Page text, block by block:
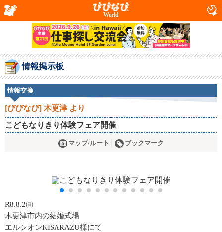
World
情報掲示板
情報交換
[びびなび] 木更津 より
こどもなりきり体験フェア開催
マップ/ルート ブックマーク
R8.8.2㈰
木更津市内の結婚式場
エルシオンKISARAZU様にて